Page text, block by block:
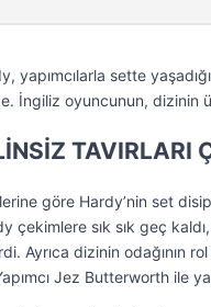
yapımcılarla sette
İngiliz oyuncunun, dizinin
TAVIRLARI
göre Hardy’nin set
çekimlere sık sık geç
Ayrıca dizinin odağının
Jez Butterworth ile